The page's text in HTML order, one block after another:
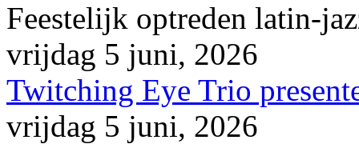
Feestelijk optreden latin-
vrijdag 5 juni, 2026
Twitching Eye Trio
vrijdag 5 juni, 2026